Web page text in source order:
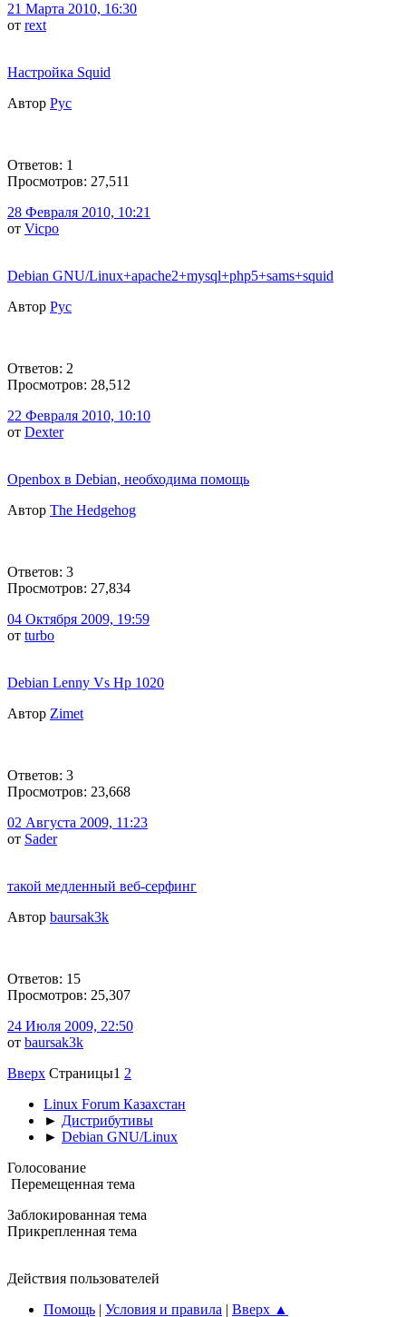
21 Марта 2010, 16:30
от rext
Настройка Squid
Автор Рус
Ответов: 1
Просмотров: 27,511
28 Февраля 2010, 10:21
от Vicpo
Debian GNU/Linux+apache2+mysql+php5+sams+squid
Автор Рус
Ответов: 2
Просмотров: 28,512
22 Февраля 2010, 10:10
от Dexter
Openbox в Debian, необходима помощь
Автор The Hedgehog
Ответов: 3
Просмотров: 27,834
04 Октября 2009, 19:59
от turbo
Debian Lenny Vs Hp 1020
Автор Zimet
Ответов: 3
Просмотров: 23,668
02 Августа 2009, 11:23
от Sader
такой медленный веб-серфинг
Автор baursak3k
Ответов: 15
Просмотров: 25,307
24 Июля 2009, 22:50
от baursak3k
Вверх Страницы1 2
Linux Forum Казахстан
► Дистрибутивы
► Debian GNU/Linux
Голосование
Перемещенная тема
Заблокированная тема
Прикрепленная тема
Действия пользователей
Помощь | Условия и правила | Вверх ▲